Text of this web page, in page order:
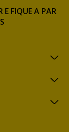
E FIQUE A PAR